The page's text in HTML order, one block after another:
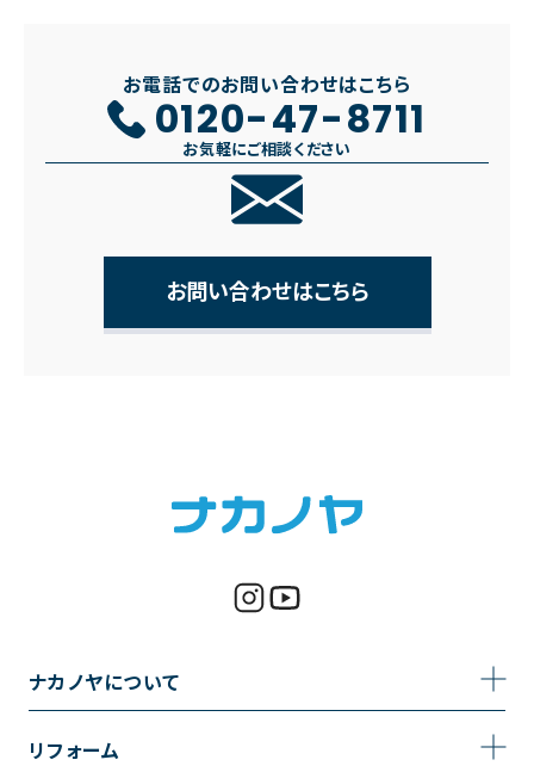
お電話でのお問い合わせはこちら
0120-47-8711
お気軽にご相談ください
お問い合わせはこちら
ナカノヤについて
リフォーム